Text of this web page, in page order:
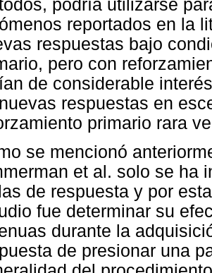
podría utilizarse
reportados en la
respuestas bajo
pero con
de considerable
respuestas en
primario rara
se mencionó
et al. solo se ha
de respuesta y por
fue determinar su
durante la
de presionar una